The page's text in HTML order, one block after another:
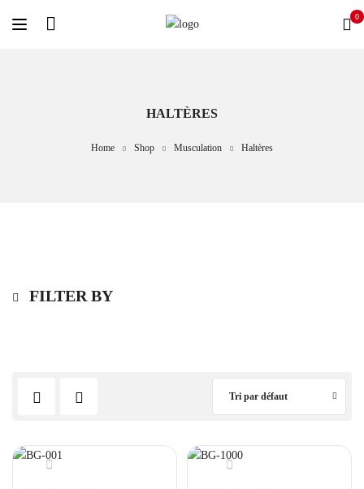
0
HALTÈRES
Home Shop Musculation Haltères
FILTER BY
Tri par défaut